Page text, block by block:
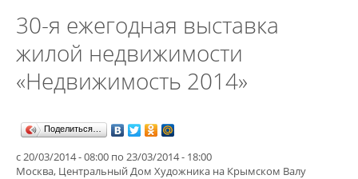
30-я ежегодная выставка
жилой недвижимости
«Недвижимость 2014»
Поделиться…
с20/03/2014 - 08:00 по 23/03/2014 - 18:00
Москва, Центральный Дом Художника на Крымском Валу